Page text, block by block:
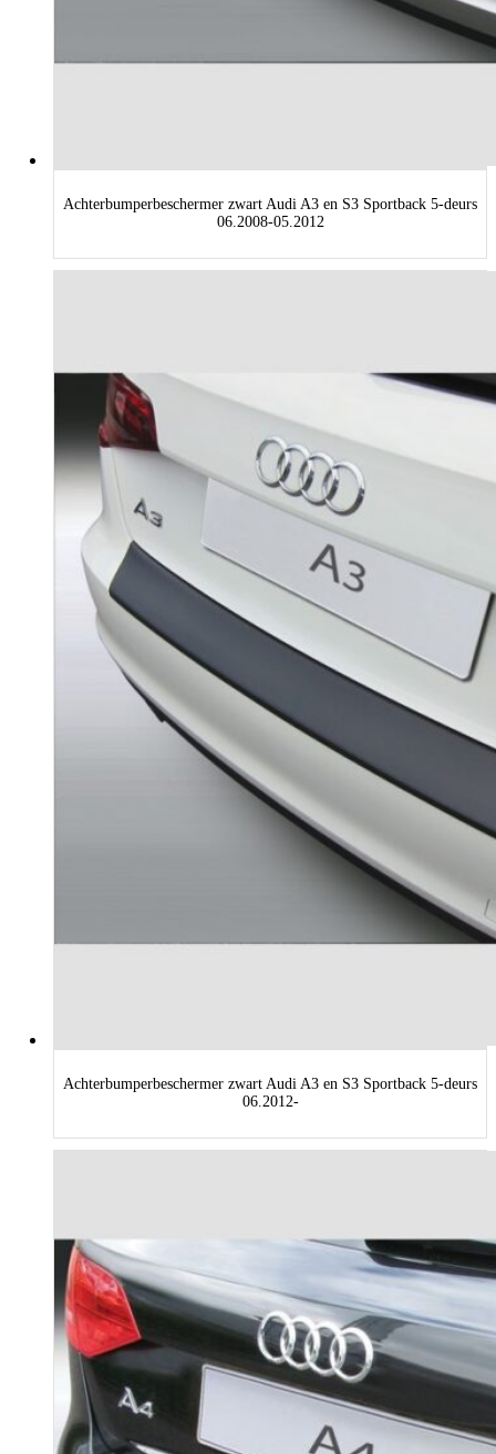
Achterbumperbeschermer zwart Audi A3 en S3 Sportback 5-deurs
06.2008-05.2012
Achterbumperbeschermer zwart Audi A3 en S3 Sportback 5-deurs
06.2012-